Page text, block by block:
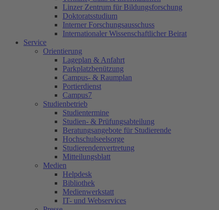
Linzer Zentrum für Bildungsforschung
Doktoratsstudium
Interner Forschungsausschuss
Internationaler Wissenschaftlicher Beirat
Service
Orientierung
Lageplan & Anfahrt
Parkplatzbenützung
Campus- & Raumplan
Portierdienst
Campus7
Studienbetrieb
Studientermine
Studien- & Prüfungsabteilung
Beratungsangebote für Studierende
Hochschulseelsorge
Studierendenvertretung
Mitteilungsblatt
Medien
Helpdesk
Bibliothek
Medienwerkstatt
IT- und Webservices